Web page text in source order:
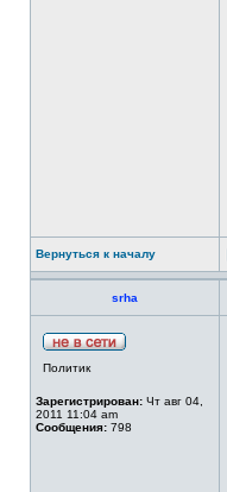
Вернуться к началу
srha
Политик
Зарегистрирован: Чт авг 04,
2011 11:04 am
Сообщения: 798